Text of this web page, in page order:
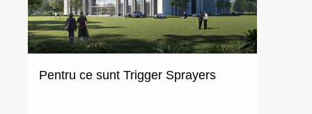
Pentru ce sunt Trigger Sprayers